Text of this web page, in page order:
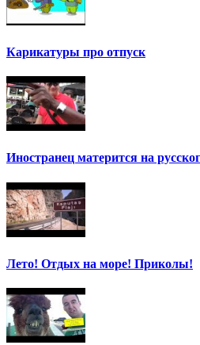
Карикатуры про отпуск
Иностранец матерится на
Лето! Отдых на море! Приколы!